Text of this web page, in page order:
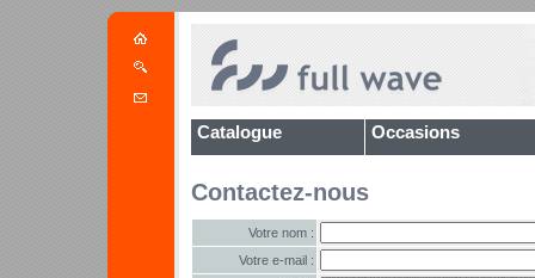
Contactez-nous
Votre nom :
Votre e-mail :
Catalogue Occasions